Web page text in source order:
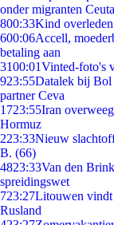
onder migranten Ceuta
800:33Kind
600:06Accell,
betaling aan
3100:01Vinted-foto's
923:55Datalek bij Bol
partner Ceva
1723:55Iran
Hormuz
223:33Nieuw
B. (66)
4823:33Van den
spreidingswet
723:27Litouwen vindt
Rusland